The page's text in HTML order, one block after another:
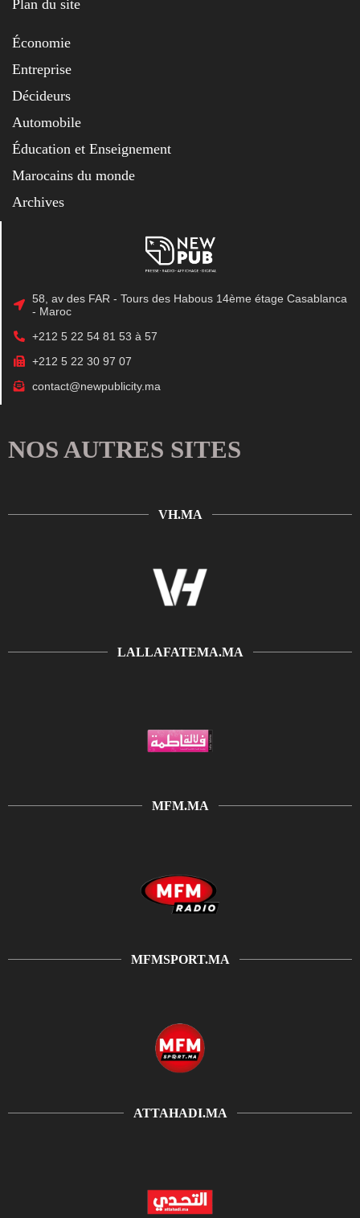
Plan du site
Économie
Entreprise
Décideurs
Automobile
Éducation et Enseignement
Marocains du monde
Archives
58, av des FAR - Tours des Habous 14ème étage Casablanca
- Maroc
+212 5 22 54 81 53 à 57
+212 5 22 30 97 07
contact@newpublicity.ma
NOS AUTRES SITES
VH.MA
LALLAFATEMA.MA
MFM.MA
MFMSPORT.MA
ATTAHADI.MA